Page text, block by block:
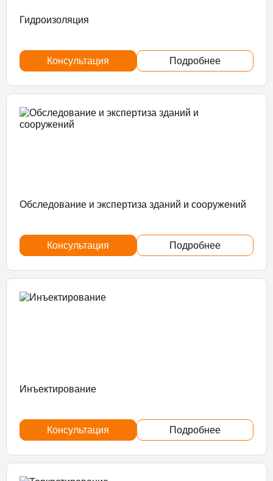
Гидроизоляция
Консультация Подробнее
Обследование и экспертиза зданий и сооружений
Консультация Подробнее
Инъектирование
Консультация Подробнее